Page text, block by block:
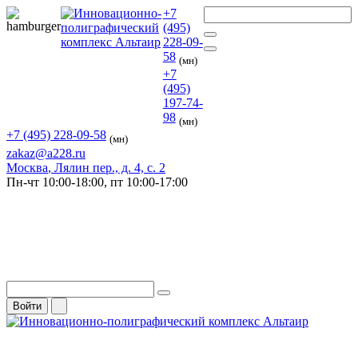
+7
(495)
228-09-
58 (мн)
+7
(495)
197-74-
98 (мн)
+7 (495) 228-09-58 (мн)
zakaz@a228.ru
Москва, Лялин пер., д. 4, с. 2
Пн-чт 10:00-18:00, пт 10:00-17:00
Войти